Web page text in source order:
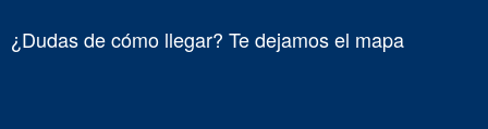
¿Dudas de cómo llegar? Te dejamos el mapa